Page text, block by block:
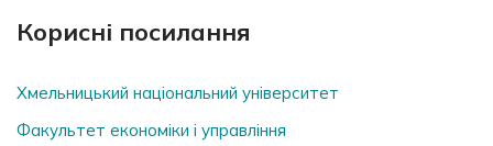
Корисні посилання
Хмельницький національний університет
Факультет економіки і управління